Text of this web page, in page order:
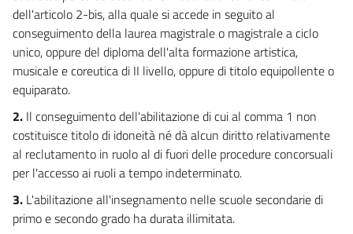
((Capo IV-bis))
((Scuola di alta formazione dell'istruzione e sistema di formazione continua
incentivata))
16 bis
16 ter
Capo V
Fase transitoria
17
18
18 bis
Capo VI
dell'articolo 2-bis, alla quale si accede in seguito al
conseguimento della laurea magistrale o magistrale a ciclo
unico, oppure del diploma dell'alta formazione artistica,
musicale e coreutica di II livello, oppure di titolo equipollente o
equiparato.
2. Il conseguimento dell'abilitazione di cui al comma 1 non
costituisce titolo di idoneità né dà alcun diritto relativamente
al reclutamento in ruolo al di fuori delle procedure concorsuali
per l'accesso ai ruoli a tempo indeterminato.
3. L'abilitazione all'insegnamento nelle scuole secondarie di
primo e secondo grado ha durata illimitata.